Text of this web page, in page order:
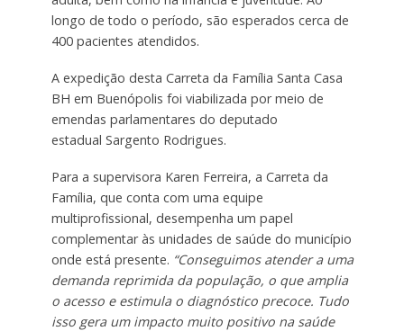
longo de todo o período, são esperados cerca de
400 pacientes atendidos.
A expedição desta Carreta da Família Santa Casa
BH em Buenópolis foi viabilizada por meio de
emendas parlamentares do deputado
estadual Sargento Rodrigues.
Para a supervisora Karen Ferreira, a Carreta da
Família, que conta com uma equipe
multiprofissional, desempenha um papel
complementar às unidades de saúde do município
onde está presente. “Conseguimos atender a uma
demanda reprimida da população, o que amplia
o acesso e estimula o diagnóstico precoce. Tudo
isso gera um impacto muito positivo na saúde